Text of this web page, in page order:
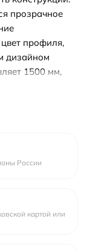
прозрачное
профиля,
дизайном
1500 мм,
облегчает
России
картой или